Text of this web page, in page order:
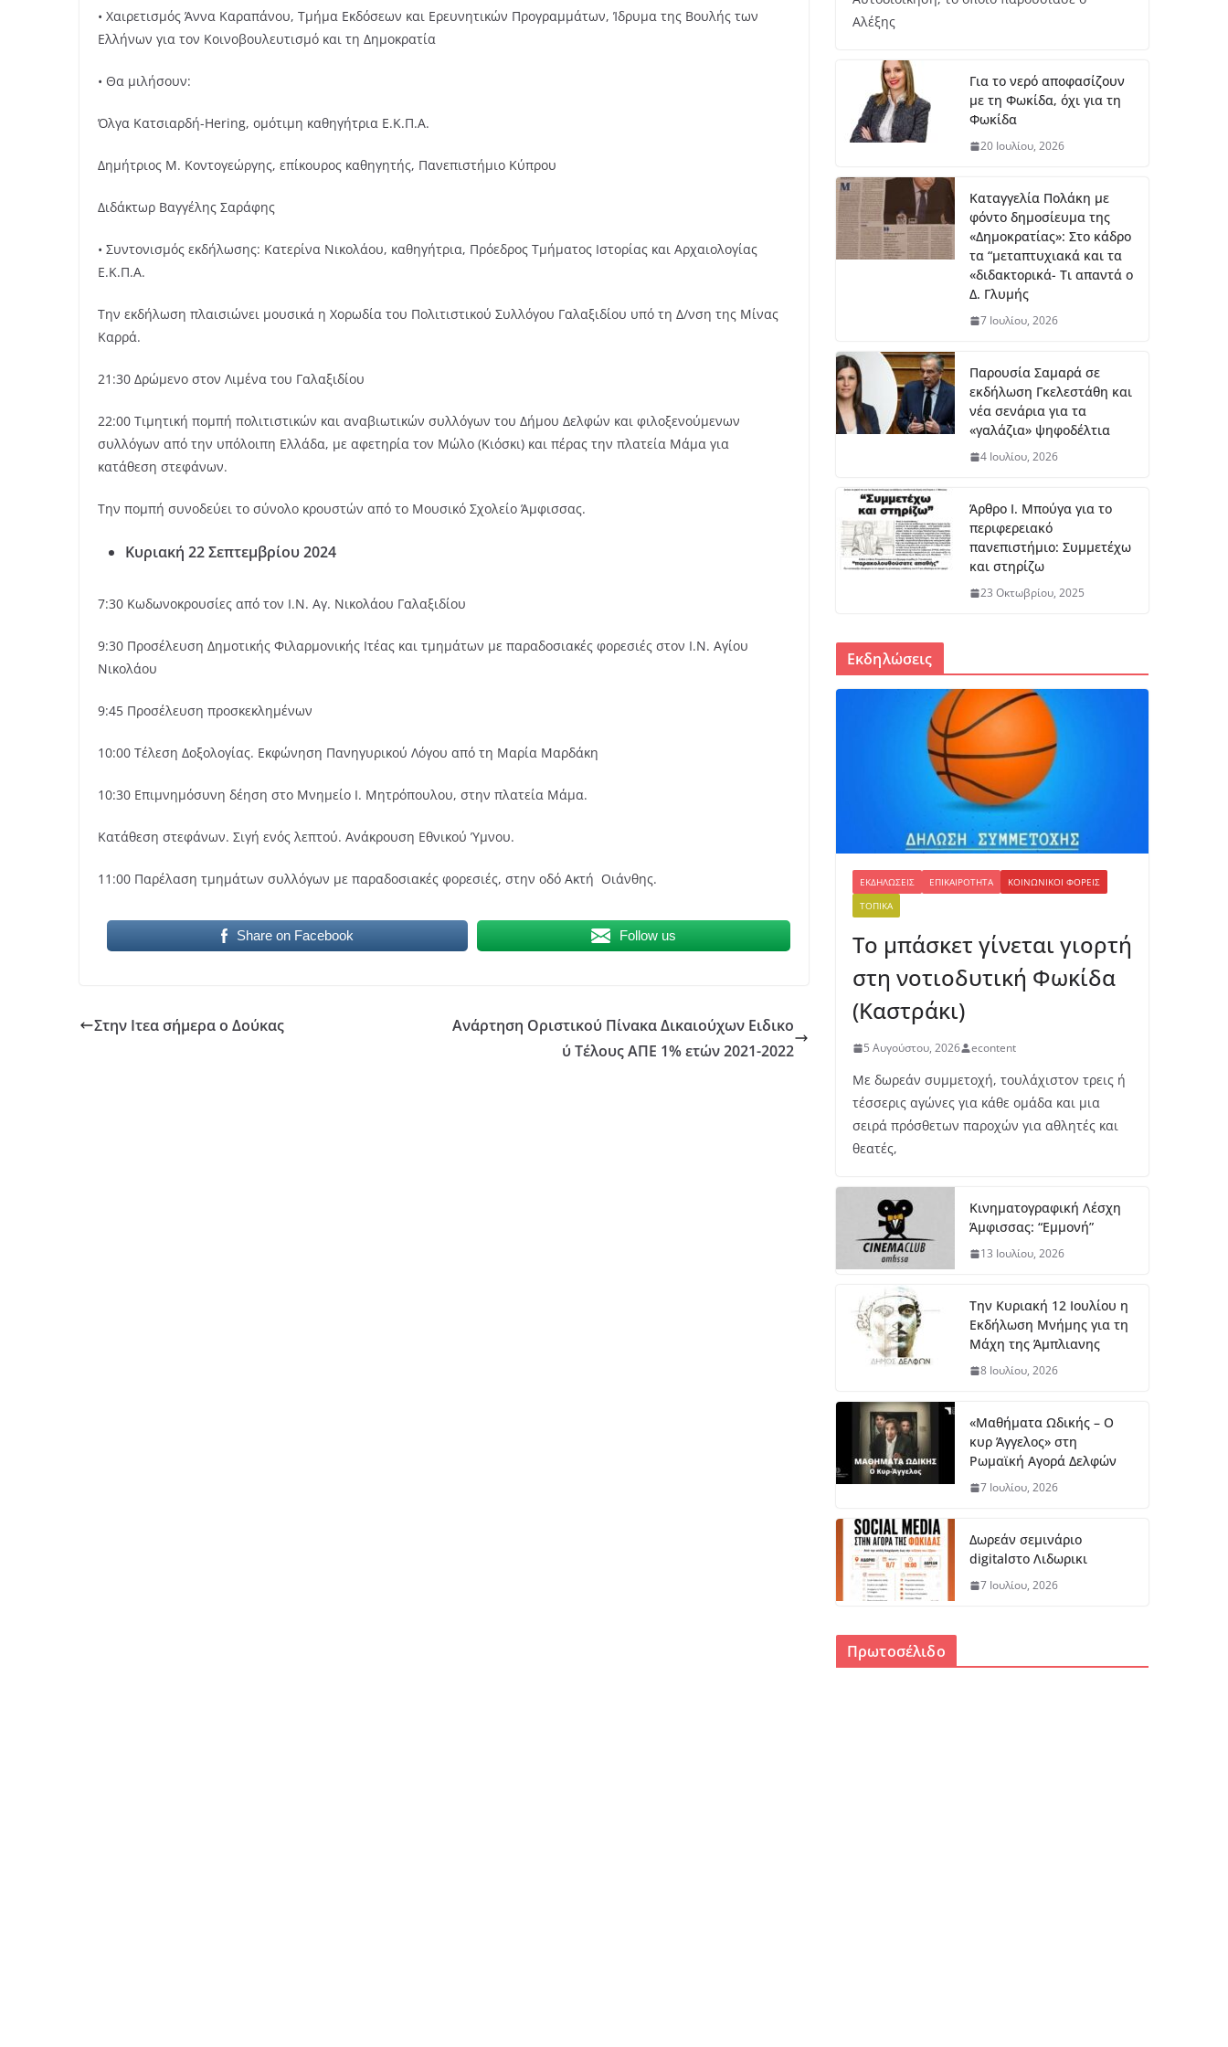
• Χαιρετισμός Άννα Καραπάνου, Τμήμα Εκδόσεων και Ερευνητικών Προγραμμάτων, Ίδρυμα της Βουλής των
Ελλήνων για τον Κοινοβουλευτισμό και τη Δημοκρατία
• Θα μιλήσουν:
Όλγα Κατσιαρδή-Hering, ομότιμη καθηγήτρια Ε.Κ.Π.Α.
Δημήτριος Μ. Κοντογεώργης, επίκουρος καθηγητής, Πανεπιστήμιο Κύπρου
Διδάκτωρ Βαγγέλης Σαράφης
• Συντονισμός εκδήλωσης: Κατερίνα Νικολάου, καθηγήτρια, Πρόεδρος Τμήματος Ιστορίας και Αρχαιολογίας
Ε.Κ.Π.Α.
Την εκδήλωση πλαισιώνει μουσικά η Χορωδία του Πολιτιστικού Συλλόγου Γαλαξιδίου υπό τη Δ/νση της Μίνας
Καρρά.
21:30 Δρώμενο στον Λιμένα του Γαλαξιδίου
22:00 Τιμητική πομπή πολιτιστικών και αναβιωτικών συλλόγων του Δήμου Δελφών και φιλοξενούμενων
συλλόγων από την υπόλοιπη Ελλάδα, με αφετηρία τον Μώλο (Κιόσκι) και πέρας την πλατεία Μάμα για
κατάθεση στεφάνων.
Την πομπή συνοδεύει το σύνολο κρουστών από το Μουσικό Σχολείο Άμφισσας.
Κυριακή 22 Σεπτεμβρίου 2024
7:30 Κωδωνοκρουσίες από τον Ι.Ν. Αγ. Νικολάου Γαλαξιδίου
9:30 Προσέλευση Δημοτικής Φιλαρμονικής Ιτέας και τμημάτων με παραδοσιακές φορεσιές στον Ι.Ν. Αγίου
Νικολάου
9:45 Προσέλευση προσκεκλημένων
10:00 Τέλεση Δοξολογίας. Εκφώνηση Πανηγυρικού Λόγου από τη Μαρία Μαρδάκη
10:30 Επιμνημόσυνη δέηση στο Μνημείο Ι. Μητρόπουλου, στην πλατεία Μάμα.
Κατάθεση στεφάνων. Σιγή ενός λεπτού. Ανάκρουση Εθνικού Ύμνου.
11:00 Παρέλαση τμημάτων συλλόγων με παραδοσιακές φορεσιές, στην οδό Ακτή Οιάνθης.
Share on Facebook Follow us
Στην Ιτεα σήμερα ο Δούκας
Ανάρτηση Οριστικού Πίνακα Δικαιούχων Ειδικο
ύ Τέλους ΑΠΕ 1% ετών 2021-2022
Αλέξης
Για το νερό αποφασίζουν
με τη Φωκίδα, όχι για τη
Φωκίδα
20 Ιουλίου, 2026
Καταγγελία Πολάκη με
φόντο δημοσίευμα της
«Δημοκρατίας»: Στο κάδρο
τα “μεταπτυχιακά και τα
«διδακτορικά- Τι απαντά ο
Δ. Γλυμής
7 Ιουλίου, 2026
Παρουσία Σαμαρά σε
εκδήλωση Γκελεστάθη και
νέα σενάρια για τα
«γαλάζια» ψηφοδέλτια
4 Ιουλίου, 2026
Άρθρο Ι. Μπούγα για το
περιφερειακό
πανεπιστήμιο: Συμμετέχω
και στηρίζω
23 Οκτωβρίου, 2025
Εκδηλώσεις
ΕΚΔΗΛΏΣΕΙΣ ΕΠΙΚΑΙΡΌΤΗΤΑ
ΚΟΙΝΩΝΙΚΟΊ ΦΟΡΕΊΣ
ΤΟΠΙΚΆ
Το μπάσκετ γίνεται γιορτή
στη νοτιοδυτική Φωκίδα
(Καστράκι)
5 Αυγούστου, 2026 econtent
Με δωρεάν συμμετοχή, τουλάχιστον τρεις ή
τέσσερις αγώνες για κάθε ομάδα και μια
σειρά πρόσθετων παροχών για αθλητές και
θεατές,
Κινηματογραφική Λέσχη
Άμφισσας: “Εμμονή”
13 Ιουλίου, 2026
Την Κυριακή 12 Ιουλίου η
Εκδήλωση Μνήμης για τη
Μάχη της Άμπλιανης
8 Ιουλίου, 2026
«Μαθήματα Ωδικής – Ο
κυρ Άγγελος» στη
Ρωμαϊκή Αγορά Δελφών
7 Ιουλίου, 2026
Δωρεάν σεμινάριο
digitalστο Λιδωρικι
7 Ιουλίου, 2026
Πρωτοσέλιδο